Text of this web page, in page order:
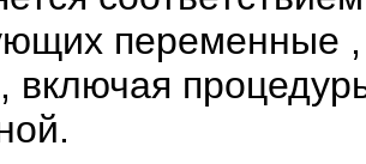
переменные ,
включая